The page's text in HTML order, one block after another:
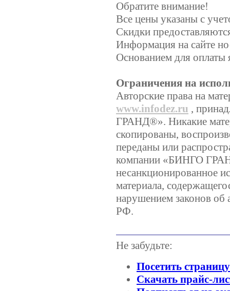
Обратите внимание!
Все цены указаны с
Скидки
Информация на сайте
Основанием для оплаты
Ограничения на
Авторские права на
www.infodez.ru ,
ГРАНД®». Никакие
скопированы,
переданы или
компании «БИНГО
несанкционированное
материала,
нарушением законов об
РФ.
Не забудьте:
Посетить
Скачать прайс-